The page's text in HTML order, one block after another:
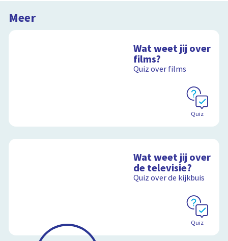
Meer
Wat weet jij over
films?
Quiz over films
Quiz
Wat weet jij over
de televisie?
Quiz over de kijkbuis
Quiz